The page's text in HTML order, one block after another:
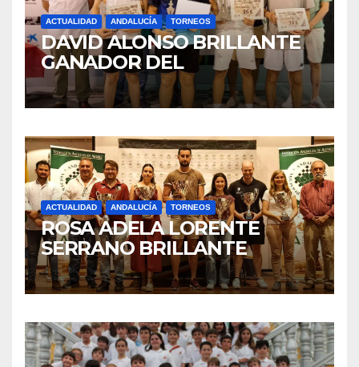
ACTUALIDAD ANDALUCÍA TORNEOS
DAVID ALONSO BRILLANTE
GANADOR DEL
CAMPEONATO DE
ANDALUCÍA DE AJEDREZ
ACTUALIDAD ANDALUCÍA TORNEOS
ROSA ADELA LORENTE
SERRANO BRILLANTE
CAMPEONA FEMENINA
ABSOLUTA DE ANDALUCÍA
GENERAL